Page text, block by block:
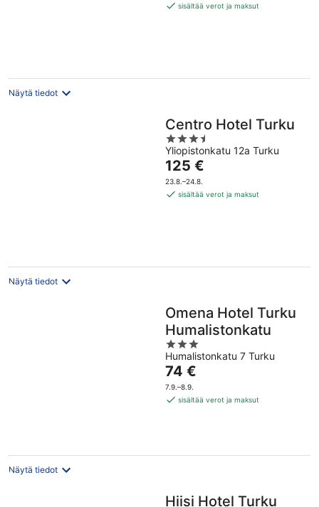
104 €
sisältää verot ja maksut
Näytä tiedot
Centro Hotel Turku
3.5
out
of
5
Yliopistonkatu 12a Turku
Hinta
on
125 €
125 €
23.8.–24.8.
sisältää verot ja maksut
Näytä tiedot
Omena Hotel Turku
Humalistonkatu
3
out
of
5
Humalistonkatu 7 Turku
Hinta
on
74 €
74 €
7.9.–8.9.
sisältää verot ja maksut
Näytä tiedot
Hiisi Hotel Turku